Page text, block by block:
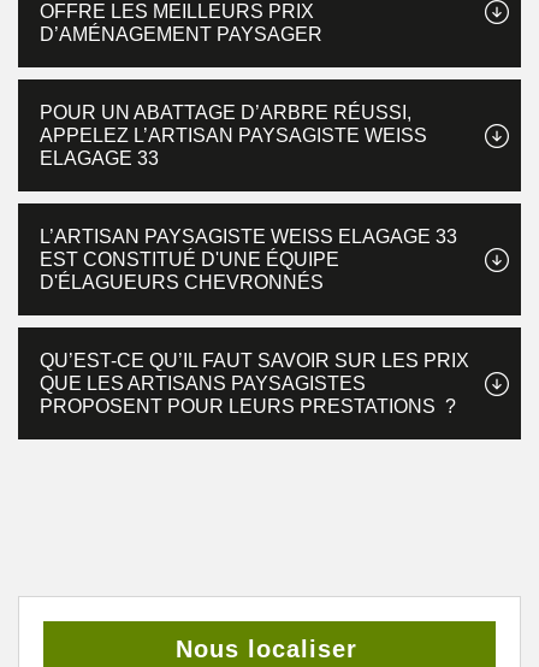
OFFRE LES MEILLEURS PRIX
D’AMÉNAGEMENT PAYSAGER
POUR UN ABATTAGE D’ARBRE RÉUSSI,
APPELEZ L’ARTISAN PAYSAGISTE WEISS
ELAGAGE 33
L’ARTISAN PAYSAGISTE WEISS ELAGAGE 33
EST CONSTITUÉ D'UNE ÉQUIPE
D'ÉLAGUEURS CHEVRONNÉS
QU’EST-CE QU’IL FAUT SAVOIR SUR LES PRIX
QUE LES ARTISANS PAYSAGISTES
PROPOSENT POUR LEURS PRESTATIONS ?
Nous localiser